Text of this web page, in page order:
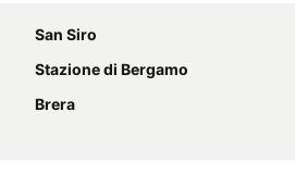
San Siro
Stazione di Bergamo
Brera